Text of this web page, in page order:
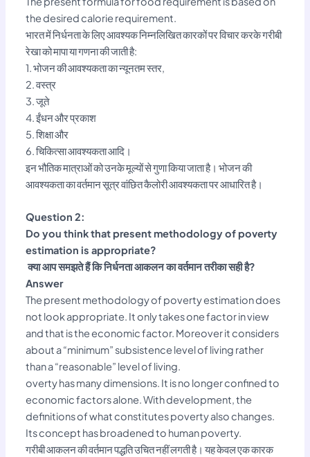
the desired calorie requirement.
भारत में निर्धनता के लिए आवश्यक निम्नलिखित कारकों पर विचार करके गरीबी
रेखा को मापा या गणना की जाती है:
1. भोजन की आवश्यकता का न्यूनतम स्तर,
2. वस्त्र
3. जूते
4. ईंधन और प्रकाश
5. शिक्षा और
6. चिकित्सा आवश्यकता आदि।
इन भौतिक मात्राओं को उनके मूल्यों से गुणा किया जाता है। भोजन की
आवश्यकता का वर्तमान सूत्र वांछित कैलोरी आवश्यकता पर आधारित है।
Question 2:
Do you think that present methodology of poverty
estimation is appropriate?
क्या आप समझते हैं कि निर्धनता आकलन का वर्तमान तरीका सही है?
Answer
The present methodology of poverty estimation does
not look appropriate. It only takes one factor in view
and that is the economic factor. Moreover it considers
about a “minimum” subsistence level of living rather
than a “reasonable” level of living.
overty has many dimensions. It is no longer confined to
economic factors alone. With development, the
definitions of what constitutes poverty also changes.
Its concept has broadened to human poverty.
गरीबी आकलन की वर्तमान पद्धति उचित नहीं लगती है। यह केवल एक कारक